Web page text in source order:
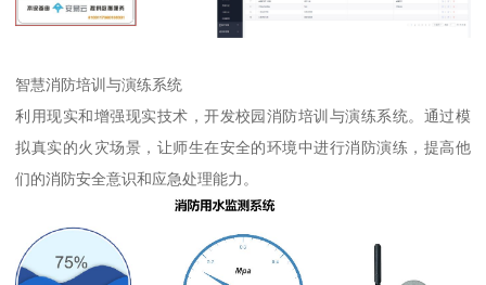
智慧消防培训与演练系统
利用现实和增强现实技术，开发校园消防培训与演练系统。通过模
拟真实的火灾场景，让师生在安全的环境中进行消防演练，提高他
们的消防安全意识和应急处理能力。